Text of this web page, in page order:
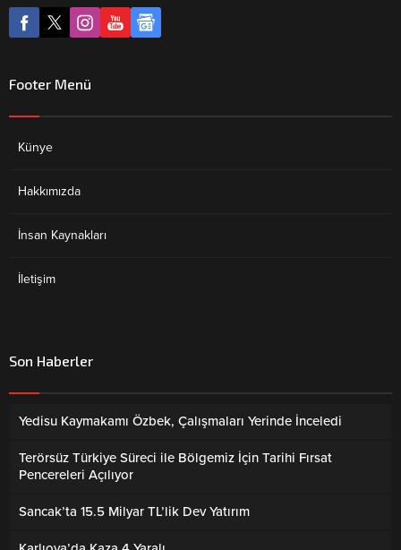
Footer Menü
Künye
Hakkımızda
İnsan Kaynakları
İletişim
Son Haberler
Yedisu Kaymakamı Özbek, Çalışmaları Yerinde İnceledi
Terörsüz Türkiye Süreci ile Bölgemiz İçin Tarihi Fırsat
Pencereleri Açılıyor
Sancak’ta 15.5 Milyar TL’lik Dev Yatırım